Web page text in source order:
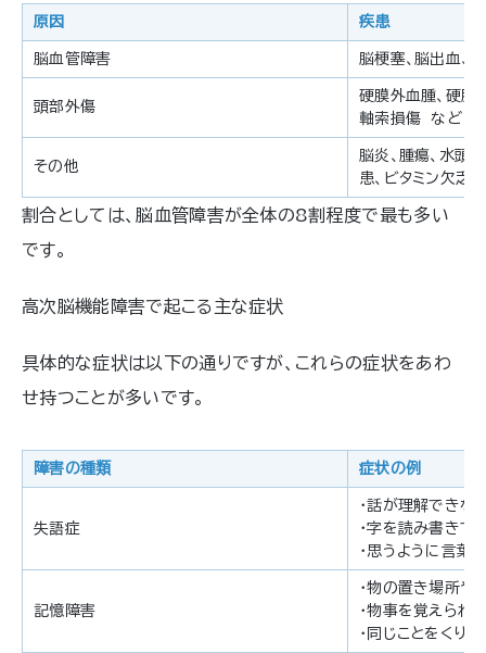
原因 疾患
脳血管障害 脳梗塞、脳出血、
頭部外傷
硬膜外血腫、硬膜
軸索損傷 など
その他
脳炎、腫瘍、水頭
患、ビタミン欠乏
割合としては、脳血管障害が全体の8割程度で最も多い
です。
高次脳機能障害で起こる主な症状
具体的な症状は以下の通りですが、これらの症状をあわ
せ持つことが多いです。
障害の種類 症状の例
失語症
・話が理解できな
・字を読み書きで
・思うように言葉
記憶障害
・物の置き場所や
・物事を覚えられ
・同じことをくり返